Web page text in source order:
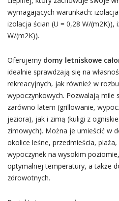
wymagających warunkach:
izolacja ścian (U = 0,28 W/(m2K)),
W/(m2K)).
Oferujemy domy letniskowe
idealnie sprawdzają się na
rekreacyjnych, jak również w
wypoczynkowych. Pozwalają mile
zarówno latem (grillowanie,
jeziora), jak i zimą (kuligi z
zimowych). Można je umieścić w
okolice leśne, przedmieścia,
wypoczynek na wysokim
optymalnej temperatury, a także
zdrowotnych.